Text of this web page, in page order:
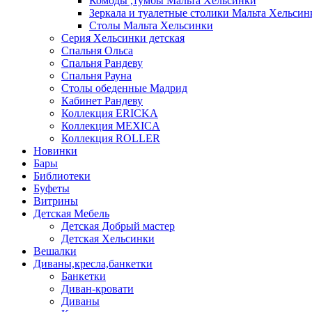
Зеркала и туалетные столики Мальта
Столы Мальта Хельсинки
Серия Хельсинки детская
Спальня Ольса
Спальня Рандеву
Спальня Рауна
Столы обеденные Мадрид
Кабинет Рандеву
Коллекция ERICKA
Коллекция MEXICA
Коллекция ROLLER
Новинки
Бары
Библиотеки
Буфеты
Витрины
Детская Мебель
Детская Добрый мастер
Детская Хельсинки
Вешалки
Диваны,кресла,банкетки
Банкетки
Диван-кровати
Диваны